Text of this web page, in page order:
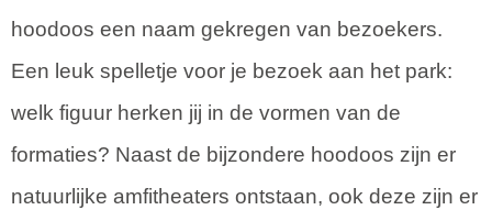
hoodoos een naam gekregen van bezoekers.
Een leuk spelletje voor je bezoek aan het park:
welk figuur herken jij in de vormen van de
formaties? Naast de bijzondere hoodoos zijn er
natuurlijke amfitheaters ontstaan, ook deze zijn er